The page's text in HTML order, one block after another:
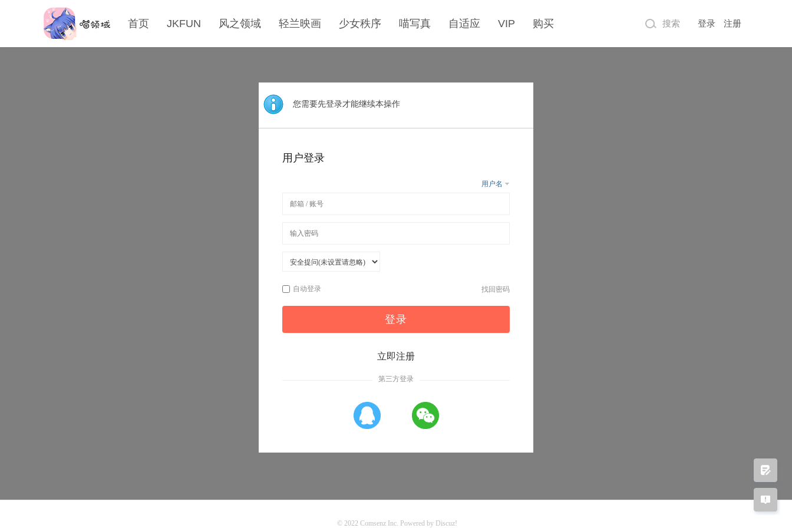
首页 JKFUN 风之领域 轻兰映画 少女秩序 喵写真 自适应 VIP 购买 登录 注册
搜索
您需要先登录才能继续本操作
用户登录
用户名
自动登录 找回密码
登录
立即注册
第三方登录
© 2022 Comsenz Inc. Powered by Discuz!